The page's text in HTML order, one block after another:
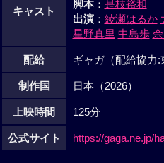
キャスト
脚本：是枝裕和
出演：綾瀬はるか
星野真里 中島歩
配給 ギャガ（配給協力:
制作国 日本（2026）
上映時間 125分
公式サイト https://gaga.ne.jp/